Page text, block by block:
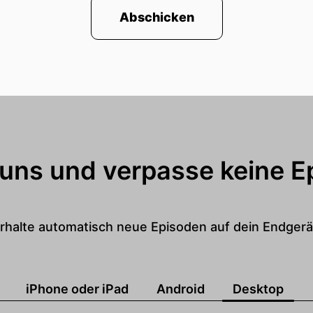
Abschicken
und verpasse keine
automatisch neue Episoden auf dein
iPhone oder iPad Android Desktop